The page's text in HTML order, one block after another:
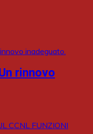
rinnovo